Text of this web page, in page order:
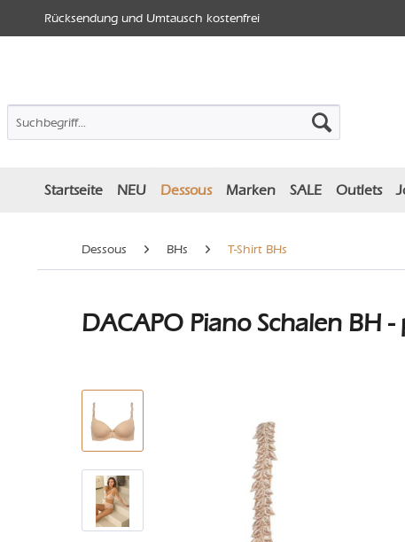
Rücksendung und Umtausch kostenfrei
Startseite NEU Dessous Marken SALE Outlets
Dessous BHs T-Shirt BHs
DACAPO Piano Schalen BH